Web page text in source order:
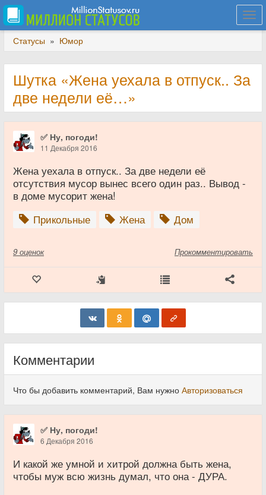
Статусы » Юмор
Шутка «Жена уехала в отпуск.. За
две недели её…»
✅ Ну, погоди!
11 Декабря 2016
Жена уехала в отпуск.. За две недели её
отсутствия мусор вынес всего один раз.. Вывод -
в доме мусорит жена!
Прикольные
Жена Дом
9 оценок Прокомментировать
Комментарии
Что бы добавить комментарий, Вам нужно Авторизоваться
✅ Ну, погоди!
6 Декабря 2016
И какой же умной и хитрой должна быть жена,
чтобы муж всю жизнь думал, что она - ДУРА.